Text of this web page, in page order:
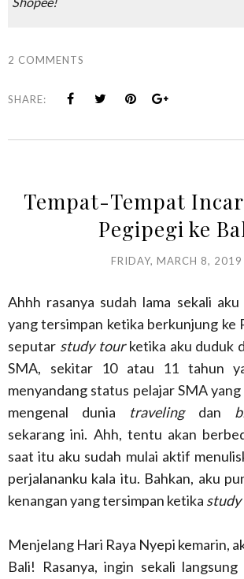
2 COMMENTS
SHARE:
Tempat-Tempat
Pegipegi ke
FRIDAY, MARCH 8, 2019
Ahhh rasanya sudah lama sekali
yang tersimpan ketika berkunjung ke
seputar study tourketika aku duduk
SMA, sekitar 10 atau 11 tahun
menyandang status pelajar SMA
mengenal dunia traveling dan
sekarang ini. Ahh, tentu akan
saat itu aku sudah mulai aktif
perjalananku kala itu. Bahkan, aku
kenangan yang tersimpan ketika
Menjelang Hari Raya Nyepi kemarin,
Bali! Rasanya, ingin sekali